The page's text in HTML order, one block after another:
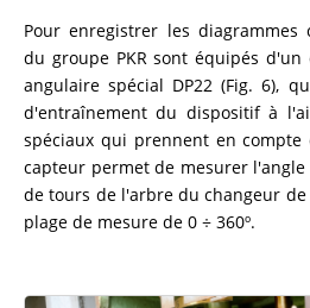
Pour enregistrer les diagrammes
du groupe PKR sont équipés
angulaire spécial DP22 (Fig. 6),
d'entraînement du dispositif à
spéciaux qui prennent en compte
capteur permet de mesurer
de tours de l'arbre du changeur
plage de mesure de 0 ÷ 360º.